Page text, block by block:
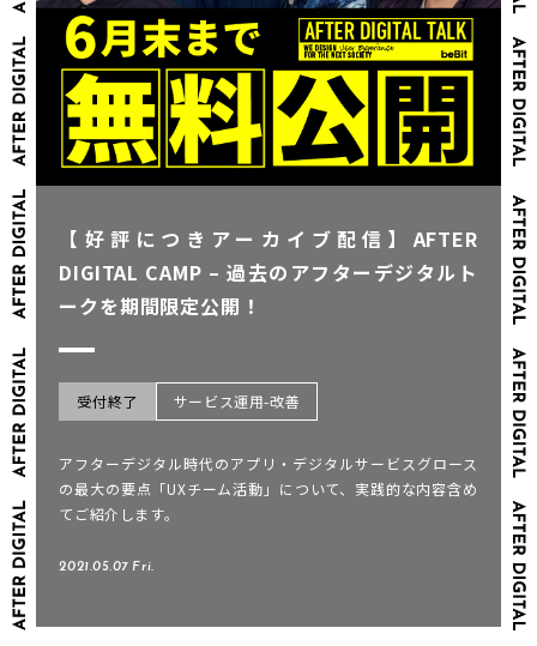
【好評につきアーカイブ配信】AFTER
DIGITAL CAMP – 過去のアフターデジタルト
ークを期間限定公開！
受付終了 サービス運用-改善
アフターデジタル時代のアプリ・デジタルサービスグロース
の最大の要点「UXチーム活動」について、実践的な内容含め
てご紹介します。
2021.05.07 Fri.